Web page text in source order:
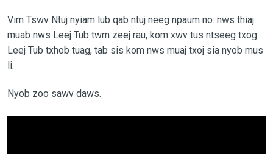
Vim Tswv Ntuj nyiam lub qab ntuj neeg npaum no: nws thiaj
muab nws Leej Tub twm zeej rau, kom xwv tus ntseeg txog
Leej Tub txhob tuag, tab sis kom nws muaj txoj sia nyob mus
li.
Nyob zoo sawv daws.